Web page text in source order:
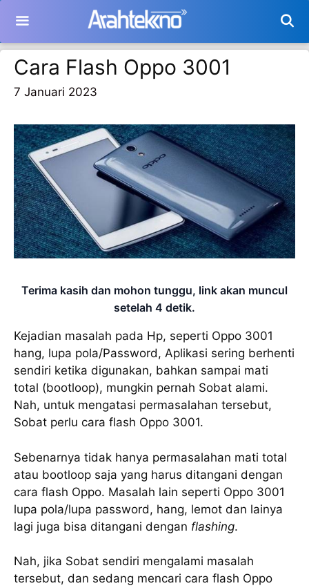
isi
Cara Flash Oppo 3001
7 Januari 2023
Terima kasih dan mohon tunggu, link akan muncul
setelah 2 detik.
Kejadian masalah pada Hp, seperti Oppo 3001
hang, lupa pola/Password, Aplikasi sering berhenti
sendiri ketika digunakan, bahkan sampai mati
total (bootloop), mungkin pernah Sobat alami.
Nah, untuk mengatasi permasalahan tersebut,
Sobat perlu cara flash Oppo 3001.
Sebenarnya tidak hanya permasalahan mati total
atau bootloop saja yang harus ditangani dengan
cara flash Oppo. Masalah lain seperti Oppo 3001
lupa pola/lupa password, hang, lemot dan lainya
lagi juga bisa ditangani dengan flashing.
Nah, jika Sobat sendiri mengalami masalah
tersebut, dan sedang mencari cara flash Oppo